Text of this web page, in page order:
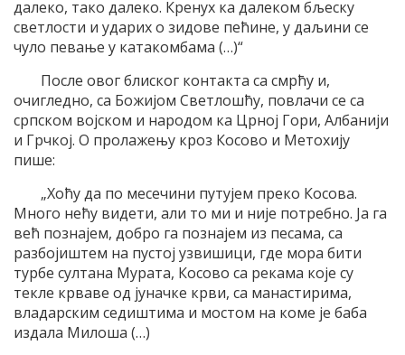
далеко, тако далеко. Кренух ка далеком бљеску
светлости и ударих о зидове пећине, у даљини се
чуло певање у катакомбама (…)“
После овог блиског контакта са смрћу и,
очигледно, са Божијом Светлошћу, повлачи се са
српском војском и народом ка Црној Гори, Албанији
и Грчкој. О пролажењу кроз Косово и Метохију
пише:
„Хоћу да по месечини путујем преко Косова.
Много нећу видети, али то ми и није потребно. Ја га
већ познајем, добро га познајем из песама, са
разбојиштем на пустој узвишици, где мора бити
турбе султана Мурата, Косово са рекама које су
текле крваве од јуначке крви, са манастирима,
владарским седиштима и мостом на коме је баба
издала Милоша (…)